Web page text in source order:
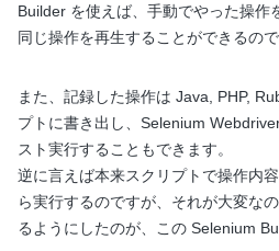
Builder を使えば、手動でやった操作
同じ操作を再生することができるので
また、記録した操作は Java, PHP,
プトに書き出し、Selenium
スト実行することもできます。
逆に言えば本来スクリプトで操作内
ら実行するのですが、それが大変な
るようにしたのが、この Selenium